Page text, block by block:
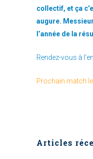
collectif, et ça
augure.
l’année de la
Rendez-vous à
Prochain match
Articles